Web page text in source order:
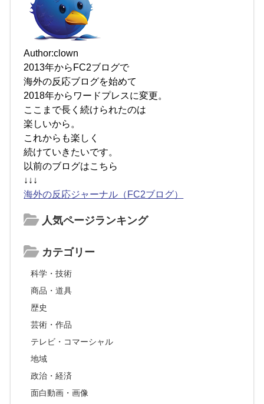
Author:clown
2013年からFC2ブログで
海外の反応ブログを始めて
2018年からワードプレスに変更。
ここまで長く続けられたのは
楽しいから。
これからも楽しく
続けていきたいです。
以前のブログはこちら
↓↓↓
海外の反応ジャーナル（FC2ブログ）
人気ページランキング
カテゴリー
科学・技術
商品・道具
歴史
芸術・作品
テレビ・コマーシャル
地域
政治・経済
面白動画・画像